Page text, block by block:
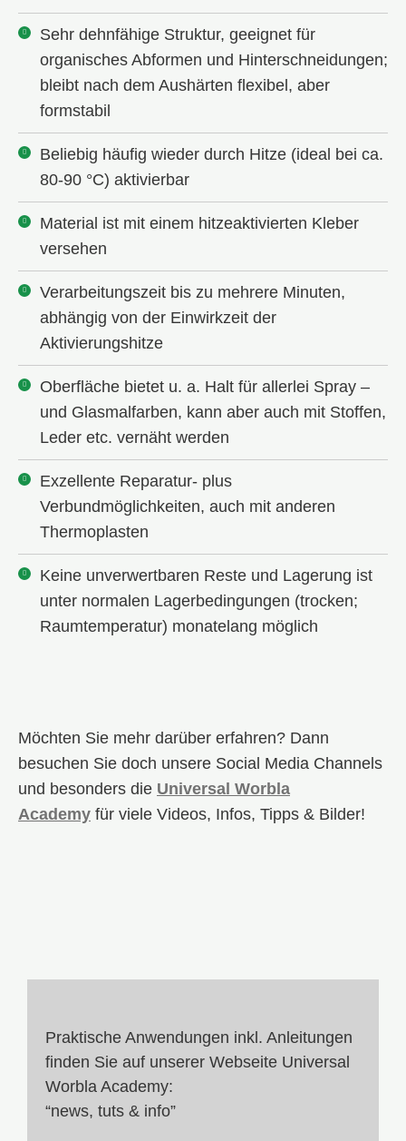
Sehr dehnfähige Struktur, geeignet für
organisches Abformen und Hinterschneidungen;
bleibt nach dem Aushärten flexibel, aber
formstabil
Beliebig häufig wieder durch Hitze (ideal bei ca.
80-90 °C) aktivierbar
Material ist mit einem hitzeaktivierten Kleber
versehen
Verarbeitungszeit bis zu mehrere Minuten,
abhängig von der Einwirkzeit der
Aktivierungshitze
Oberfläche bietet u. a. Halt für allerlei Spray –
und Glasmalfarben, kann aber auch mit Stoffen,
Leder etc. vernäht werden
Exzellente Reparatur- plus
Verbundmöglichkeiten, auch mit anderen
Thermoplasten
Keine unverwertbaren Reste und Lagerung ist
unter normalen Lagerbedingungen (trocken;
Raumtemperatur) monatelang möglich
Möchten Sie mehr darüber erfahren? Dann
besuchen Sie doch unsere Social Media Channels
und besonders die Universal Worbla
Academy für viele Videos, Infos, Tipps & Bilder!
Praktische Anwendungen inkl. Anleitungen
finden Sie auf unserer Webseite Universal
Worbla Academy:
“news, tuts & info”